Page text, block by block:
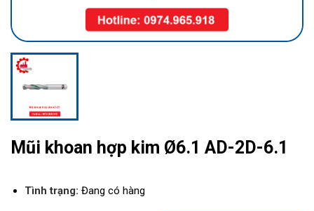
Mũi khoan hợp kim Ø6.1 AD-2D-6.1
Tình trạng: Đang có hàng